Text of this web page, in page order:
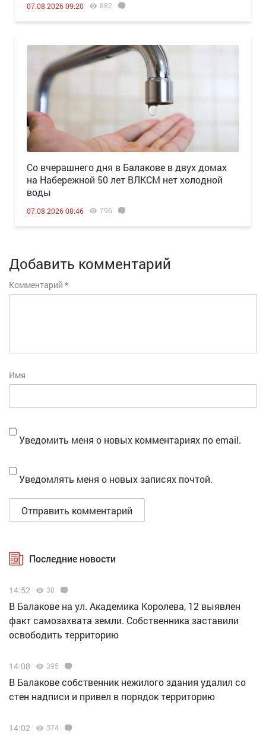
07.08.2026 09:20 882
Со вчерашнего дня в Балакове в двух домах
на Набережной 50 лет ВЛКСМ нет холодной
воды
07.08.2026 08:46 796
Добавить комментарий
Комментарий *
Имя
Уведомить меня о новых комментариях по email.
Уведомлять меня о новых записях почтой.
Последние новости
14:52 30
В Балакове на ул. Академика Королева, 12 выявлен
факт самозахвата земли. Собственника заставили
освободить территорию
14:08 395
В Балакове собственник нежилого здания удалил со
стен надписи и привел в порядок территорию
14:02 374